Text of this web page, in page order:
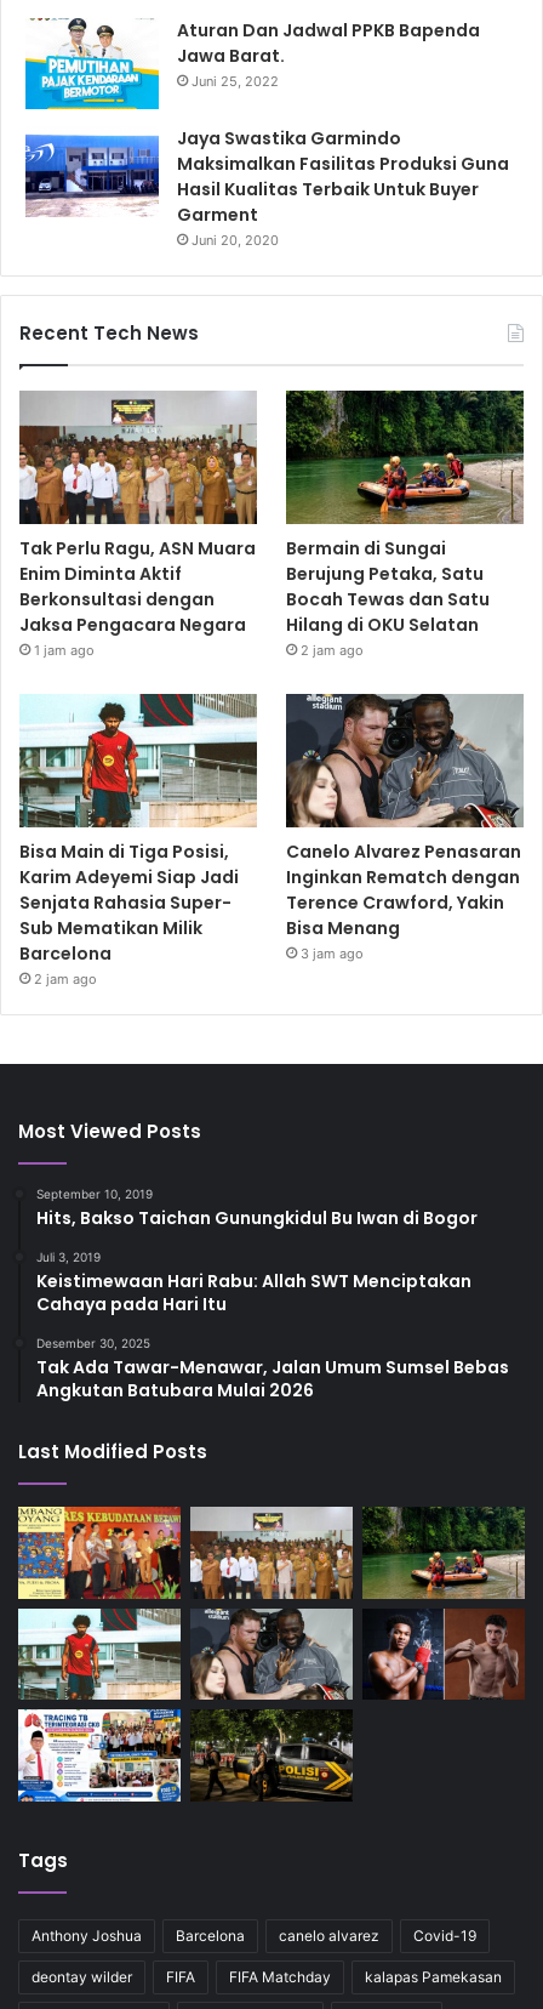
Aturan Dan Jadwal PPKB Bapenda
Jawa Barat.
Juni 25, 2022
Jaya Swastika Garmindo
Maksimalkan Fasilitas Produksi Guna
Hasil Kualitas Terbaik Untuk Buyer
Garment
Juni 20, 2020
Recent Tech News
Tak Perlu Ragu, ASN Muara
Enim Diminta Aktif
Berkonsultasi dengan
Jaksa Pengacara Negara
1 jam ago
Bermain di Sungai
Berujung Petaka, Satu
Bocah Tewas dan Satu
Hilang di OKU Selatan
2 jam ago
Bisa Main di Tiga Posisi,
Karim Adeyemi Siap Jadi
Senjata Rahasia Super-
Sub Mematikan Milik
Barcelona
2 jam ago
Canelo Alvarez Penasaran
Inginkan Rematch dengan
Terence Crawford, Yakin
Bisa Menang
3 jam ago
Most Viewed Posts
September 10, 2019
Hits, Bakso Taichan Gunungkidul Bu Iwan di Bogor
Juli 3, 2019
Keistimewaan Hari Rabu: Allah SWT Menciptakan
Cahaya pada Hari Itu
Desember 30, 2025
Tak Ada Tawar-Menawar, Jalan Umum Sumsel Bebas
Angkutan Batubara Mulai 2026
Last Modified Posts
Tags
Anthony Joshua Barcelona canelo alvarez Covid-19
deontay wilder FIFA FIFA Matchday kalapas Pamekasan